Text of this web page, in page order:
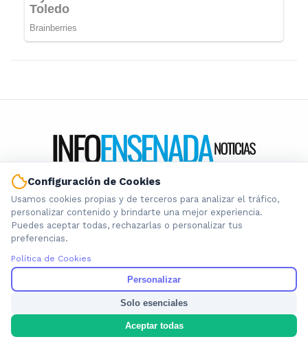
Información local que importa. Noticias de Ensenada, La
Plata y la provincia de Buenos Aires.
Nosotros
Cookies
Privacidad
Términos
Configuración de Cookies
Usamos cookies propias y de terceros para analizar el tráfico,
personalizar contenido y brindarte una mejor experiencia.
Puedes aceptar todas, rechazarlas o personalizar tus
preferencias.
Política de Cookies
Personalizar
Solo esenciales
Aceptar todas